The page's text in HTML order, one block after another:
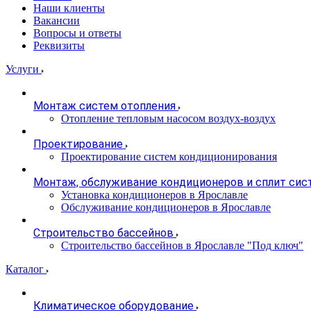
Наши клиенты
Вакансии
Вопросы и ответы
Реквизиты
Услуги
Монтаж систем отопления
Отопление тепловым насосом воздух-воздух
Проектирование
Проектирование систем кондиционирования
Монтаж, обслуживание кондиционеров и сплит
Установка кондиционеров в Ярославле
Обслуживание кондиционеров в Ярославле
Строительство бассейнов
Строительство бассейнов в Ярославле "Под ключ"
Каталог
Климатическое оборудование